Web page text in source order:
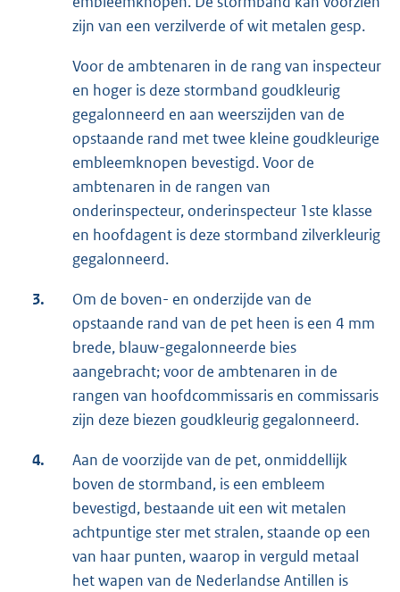
zijn van een verzilverde of wit metalen gesp.
Voor de ambtenaren in de rang van inspecteur
en hoger is deze stormband goudkleurig
gegalonneerd en aan weerszijden van de
opstaande rand met twee kleine goudkleurige
embleemknopen bevestigd. Voor de
ambtenaren in de rangen van
onderinspecteur, onderinspecteur 1ste klasse
en hoofdagent is deze stormband zilverkleurig
gegalonneerd.
3.
Om de boven- en onderzijde van de
opstaande rand van de pet heen is een 4 mm
brede, blauw-gegalonneerde bies
aangebracht; voor de ambtenaren in de
rangen van hoofdcommissaris en commissaris
zijn deze biezen goudkleurig gegalonneerd.
4.
Aan de voorzijde van de pet, onmiddellijk
boven de stormband, is een embleem
bevestigd, bestaande uit een wit metalen
achtpuntige ster met stralen, staande op een
van haar punten, waarop in verguld metaal
het wapen van de Nederlandse Antillen is